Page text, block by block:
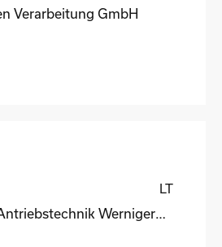
Verarbeitung GmbH
LT